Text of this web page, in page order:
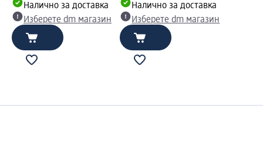
Налично за доставка
Изберете dm магазин
Налично за доставка
Изберете dm магазин